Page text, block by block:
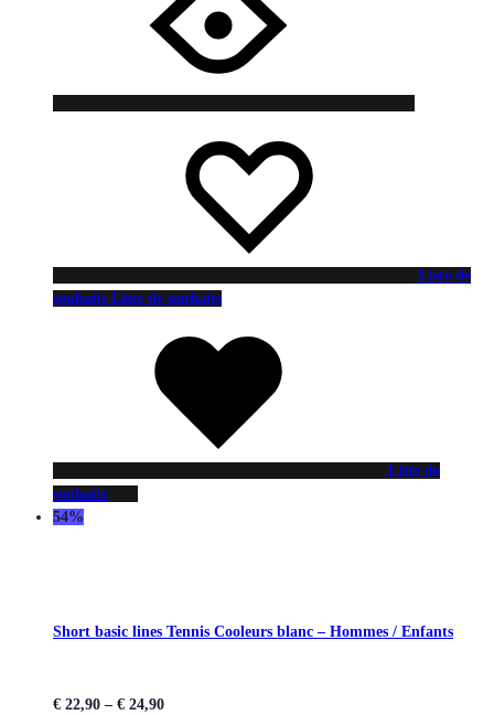
Liste de
souhaits Liste de souhaits
Liste de
souhaits
54%
Short basic lines Tennis Cooleurs blanc – Hommes / Enfants
€ 22,90 – € 24,90